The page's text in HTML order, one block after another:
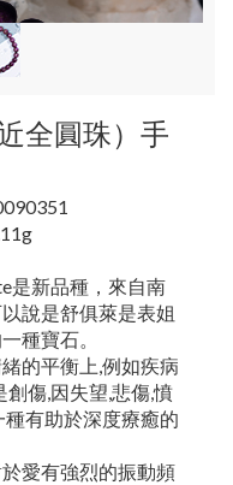
全圓珠）手
是新品種，來自南
說是舒俱萊是表姐
種寶石。
的平衡上,例如疾病
傷,因失望,悲傷,憤
有助於深度療癒的
愛有強烈的振動頻